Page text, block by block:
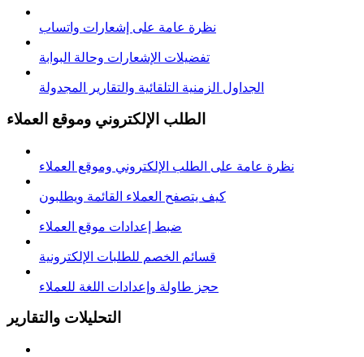
نظرة عامة على إشعارات واتساب
تفضيلات الإشعارات وحالة البوابة
الجداول الزمنية التلقائية والتقارير المجدولة
الطلب الإلكتروني وموقع العملاء
نظرة عامة على الطلب الإلكتروني وموقع العملاء
كيف يتصفح العملاء القائمة ويطلبون
ضبط إعدادات موقع العملاء
قسائم الخصم للطلبات الإلكترونية
حجز طاولة وإعدادات اللغة للعملاء
التحليلات والتقارير